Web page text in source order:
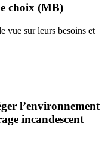
choix (MB)
vue sur leurs besoins et
l’environnement
incandescent